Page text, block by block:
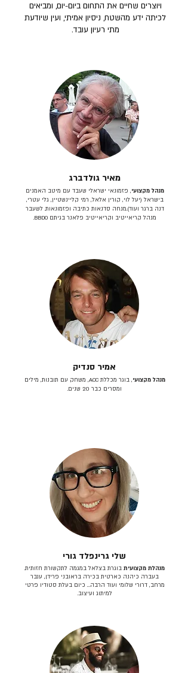
ויוצרים שחיים את התחום ביום-יום, ומביאים
לכיתה ידע מהשטח, ניסיון אמיתי, ועין שיודעת
מתי רעיון עובד.
מאיר גולדברג
מנהל מקצועי, פזמונאי ישראלי שעבד עם מיטב האמנים
בישראל (יעל לוי, קורין אלאל, רמי קליינשטיין, גלי עטרי,
דנה ברגר ועוד).מנחה סדנאות כתיבה ופזמונאות. לשעבר
מנהל קריאייטיב וקריאייטיב פלאנר בגיתם BBDO.
אמיר סנדיק
מנהל מקצועי
, בוגר מכללת ACC, משחק עם תובנות, מילים
ומסרים כבר 20 שנים.
שלי גרינפלד גורי
מנהלת מקצועית בוגרת בצלאל במגמה לתקשורת חזותית.
בעברה כיהנה כארטית בכירה בראובני פרידן, ענבר
מרחב, דרורי שלומי ועוד הרבה… כיום בעלת סטודיו פרטי
למיתוג ועיצוב.